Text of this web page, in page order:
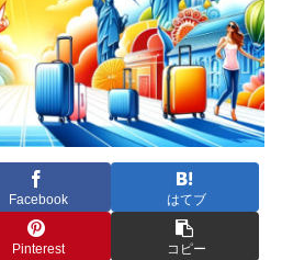
Facebook はてブ
Pinterest コピー